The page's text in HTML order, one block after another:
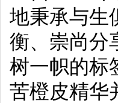
地秉承与生
衡、崇尚分
树一帜的标
苦橙皮精华